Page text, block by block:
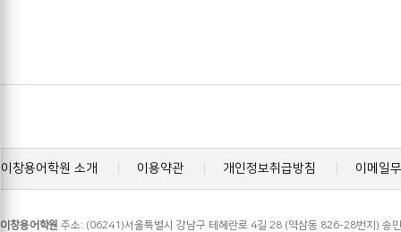
이창용어학원 소개 이용약관 개인정보취급방침 이메일
이창용어학원 주소: (06241)서울특별시 강남구 테헤란로 4길 28 (역삼동 826-28번지) 송